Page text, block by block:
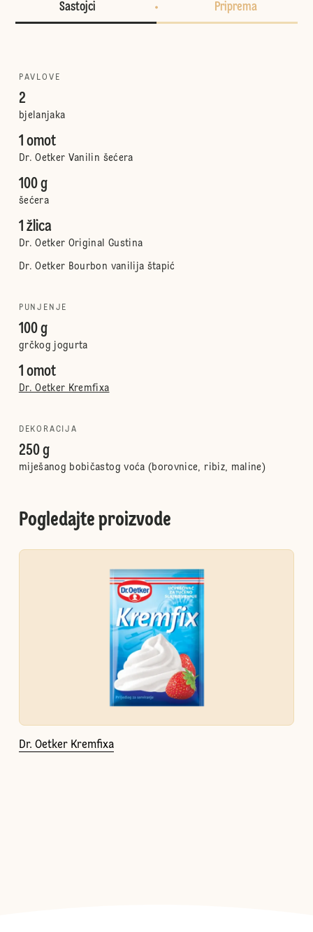
Sastojci Priprema
PAVLOVE
2
bjelanjaka
1 omot
Dr. Oetker Vanilin šećera
100 g
šećera
1 žlica
Dr. Oetker Original Gustina
Dr. Oetker Bourbon vanilija štapić
PUNJENJE
100 g
grčkog jogurta
1 omot
Dr. Oetker Kremfixa
DEKORACIJA
250 g
miješanog bobičastog voća (borovnice, ribiz, maline)
Pogledajte proizvode
Dr. Oetker Kremfixa